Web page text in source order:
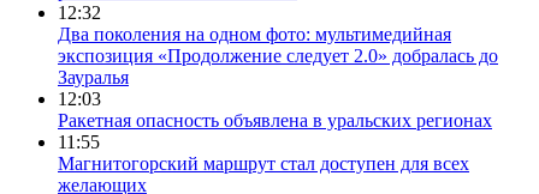
12:32
Два поколения на одном фото: мультимедийная
экспозиция «Продолжение следует 2.0» добралась до
Зауралья
12:03
Ракетная опасность объявлена в уральских регионах
11:55
Магнитогорский маршрут стал доступен для всех
желающих